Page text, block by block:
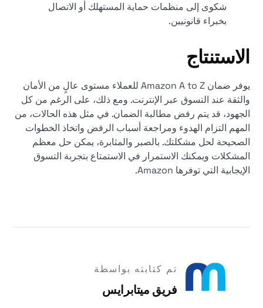
شكوى إلى منظمات حماية المستهلك أو الاتصال
بخبراء قانونيين.
الاستنتاج
يوفر ضمان Amazon A to Z للعملاء مستوى عالٍ من الأمان
والثقة عند التسوق عبر الإنترنت. ومع ذلك، على الرغم من كل
الجهود، قد يتم رفض مطالبة الضمان. في مثل هذه الحالات، من
المهم التزام الهدوء ومراجعة أسباب الرفض واتخاذ الخطوات
الصحيحة لحل مشكلتك. بالصبر والمثابرة، يمكن حل معظم
المشكلات ويمكنك الاستمرار في الاستمتاع بتجربة التسوق
الإيجابية التي توفرها Amazon.
تم كتابته بواسطة
فريق ميتابرايس